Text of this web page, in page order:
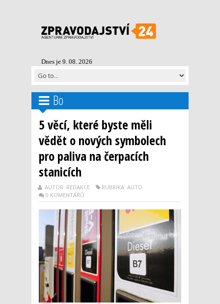
Dnes je 9. 08. 2026
Bo
5 věcí, které byste měli
vědět o nových symbolech
pro paliva na čerpacích
stanicích
AUTOR: REDAKCE
RUBRIKA: AUTO
0 KOMENTÁŘŮ